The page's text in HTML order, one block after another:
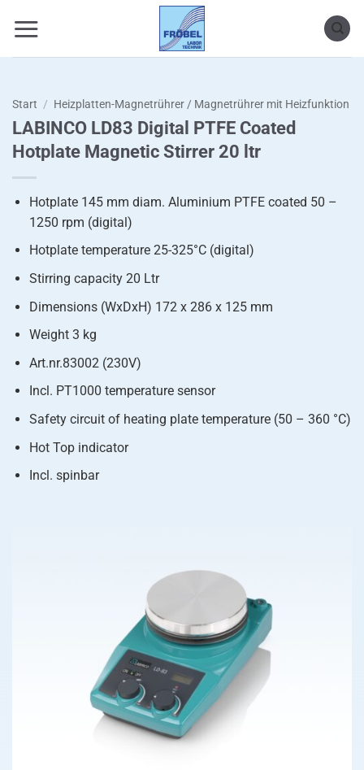
Inhalt
Start / Heizplatten-Magnetrührer / Magnetrührer mit Heizfunktion
LABINCO LD83 Digital PTFE Coated
Hotplate Magnetic Stirrer 20 ltr
Hotplate 145 mm diam. Aluminium PTFE coated 50 –
1250 rpm (digital)
Hotplate temperature 25-325°C (digital)
Stirring capacity 20 Ltr
Dimensions (WxDxH) 172 x 286 x 125 mm
Weight 3 kg
Art.nr.83002 (230V)
Incl. PT1000 temperature sensor
Safety circuit of heating plate temperature (50 – 360 °C)
Hot Top indicator
Incl. spinbar